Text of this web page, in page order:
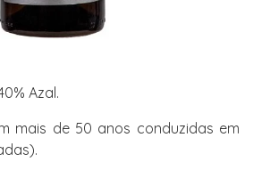
Azal.
mais de 50 anos conduzidas em